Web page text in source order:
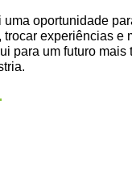
uma oportunidade
trocar experiências e
para um futuro mais